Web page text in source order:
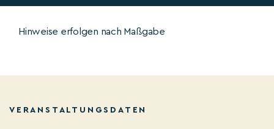
Hinweise erfolgen nach Maßgabe
VERANSTALTUNGSDATEN